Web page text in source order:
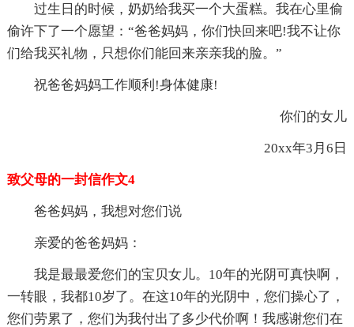
过生日的时候，奶奶给我买一个大蛋糕。我在心里偷
偷许下了一个愿望：“爸爸妈妈，你们快回来吧!我不让你
们给我买礼物，只想你们能回来亲亲我的脸。”
祝爸爸妈妈工作顺利!身体健康!
你们的女儿
20xx年3月6日
致父母的一封信作文4
爸爸妈妈，我想对您们说
亲爱的爸爸妈妈：
我是最最爱您们的宝贝女儿。10年的光阴可真快啊，
一转眼，我都10岁了。在这10年的光阴中，您们操心了，
您们劳累了，您们为我付出了多少代价啊！我感谢您们在